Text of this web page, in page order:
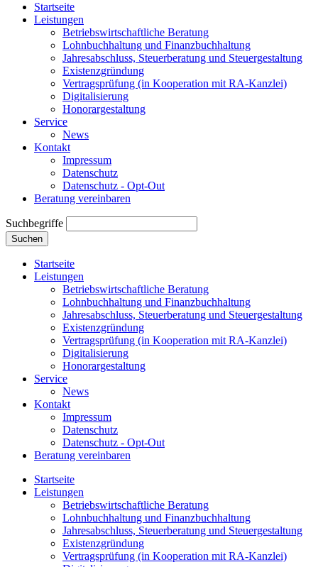
Startseite
Leistungen
Betriebswirtschaftliche Beratung
Lohnbuchhaltung und Finanzbuchhaltung
Jahresabschluss, Steuerberatung und Steuergestaltung
Existenzgründung
Vertragsprüfung (in Kooperation mit RA-Kanzlei)
Digitalisierung
Honorargestaltung
Service
News
Kontakt
Impressum
Datenschutz
Datenschutz - Opt-Out
Beratung vereinbaren
Suchbegriffe
Suchen
Startseite
Leistungen
Betriebswirtschaftliche Beratung
Lohnbuchhaltung und Finanzbuchhaltung
Jahresabschluss, Steuerberatung und Steuergestaltung
Existenzgründung
Vertragsprüfung (in Kooperation mit RA-Kanzlei)
Digitalisierung
Honorargestaltung
Service
News
Kontakt
Impressum
Datenschutz
Datenschutz - Opt-Out
Beratung vereinbaren
Startseite
Leistungen
Betriebswirtschaftliche Beratung
Lohnbuchhaltung und Finanzbuchhaltung
Jahresabschluss, Steuerberatung und Steuergestaltung
Existenzgründung
Vertragsprüfung (in Kooperation mit RA-Kanzlei)